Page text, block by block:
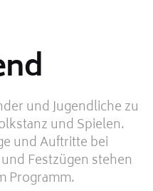
und Jugendliche zu
und Spielen.
und Auftritte bei
Festzügen stehen
Programm.